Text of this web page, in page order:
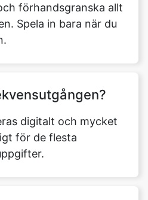
förhandsgranska allt
Spela in bara när du
digitalt och mycket
för de flesta